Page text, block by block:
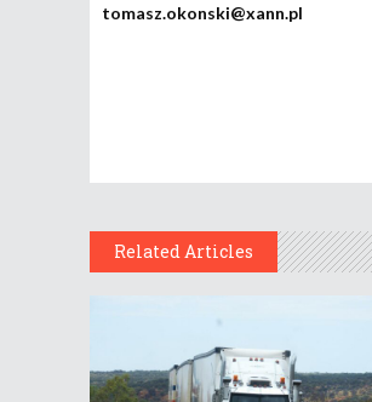
tomasz.okonski@xann.pl
Related Articles